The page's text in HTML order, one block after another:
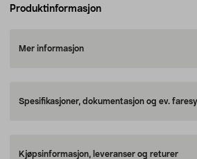
Produktinformasjon
Mer informasjon
Spesifikasjoner, dokumentasjon og ev.
Kjøpsinformasjon, leveranser og returer